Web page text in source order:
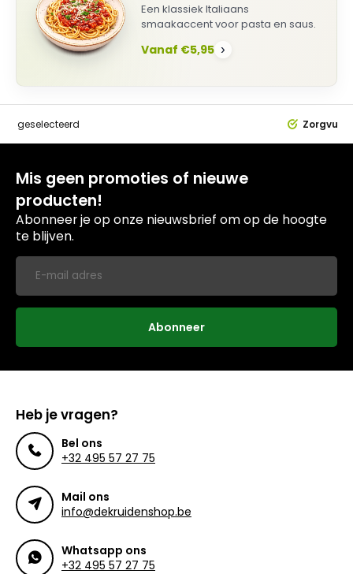
Een klassiek Italiaans
smaakaccent voor pasta en saus.
Vanaf €5,95 ›
geselecteerd
Mis geen promoties of nieuwe
producten!
Abonneer je op onze nieuwsbrief om op de hoogte
te blijven.
Abonneer
Heb je vragen?
Bel ons
+32 495 57 27 75
Mail ons
info@dekruidenshop.be
Whatsapp ons
+32 495 57 27 75